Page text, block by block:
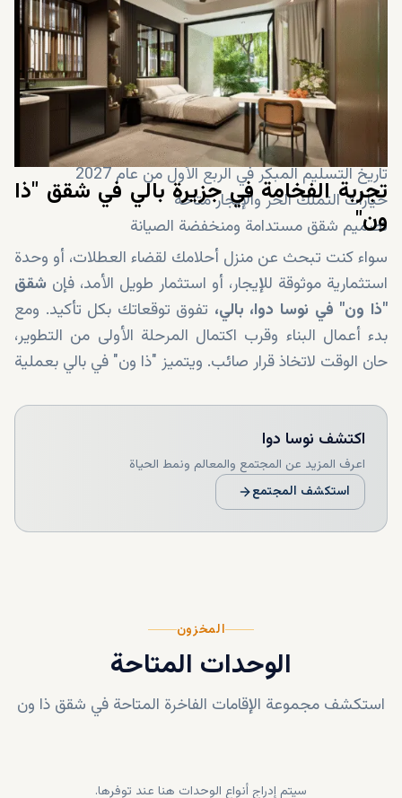
عام
الأراضي المحدودة: 5% فقط من مساحة بالي مخصصة
للتطوير، مما يشكل ندرة وقيمة طويلة الأجل
تطورات البنية التحتية: مطار دولي جديد، ومنشأة للسفن
السياحية، وأكبر مدينة ملاهي في جنوب شرق آسيا، وحلبة
سباق الفورمولا 1
تاريخ التسليم المبكر في الربع الأول من عام 2027
خيارات التملك الحر والإيجار متاحة
تصميم شقق مستدامة ومنخفضة الصيانة
تجربة الفخامة في جزيرة بالي في شقق "ذا
ون"
سواء كنت تبحث عن منزل أحلامك لقضاء العطلات، أو وحدة
استثمارية موثوقة للإيجار، أو استثمار طويل الأمد، فإن شقق
"ذا ون" في نوسا دوا، بالي، تفوق توقعاتك بكل تأكيد. ومع
بدء أعمال البناء وقرب اكتمال المرحلة الأولى من التطوير،
حان الوقت لاتخاذ قرار صائب. ويتميز "ذا ون" في بالي بعملية
وسيتم التعامل مع الشقق دون أي قيود. استمتع بتجربة
الآن للتحقق من توفر الوحدات وشروط التقسيط، بالإضافة
إلى فرص الاستثمار المبكر في "ذا ون" من شركة المال
للتطوير العقاري.
اكتشف نوسا دوا
اعرف المزيد عن المجتمع والمعالم ونمط الحياة
استكشف المجتمع
المخزون
الوحدات المتاحة
استكشف مجموعة الإقامات الفاخرة المتاحة في شقق ذا ون
سيتم إدراج أنواع الوحدات هنا عند توفرها.